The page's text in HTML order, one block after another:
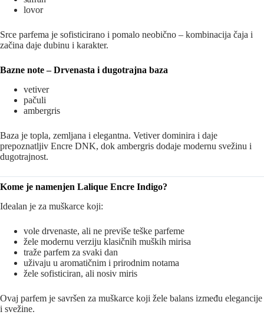
lovor
Srce parfema je sofisticirano i pomalo neobično – kombinacija čaja i
začina daje dubinu i karakter.
Bazne note – Drvenasta i dugotrajna baza
vetiver
pačuli
ambergris
Baza je topla, zemljana i elegantna. Vetiver dominira i daje
prepoznatljiv Encre DNK, dok ambergris dodaje modernu svežinu i
dugotrajnost.
Kome je namenjen Lalique Encre Indigo?
Idealan je za muškarce koji:
vole drvenaste, ali ne previše teške parfeme
žele modernu verziju klasičnih muških mirisa
traže parfem za svaki dan
uživaju u aromatičnim i prirodnim notama
žele sofisticiran, ali nosiv miris
Ovaj parfem je savršen za muškarce koji žele balans između elegancije
i svežine.